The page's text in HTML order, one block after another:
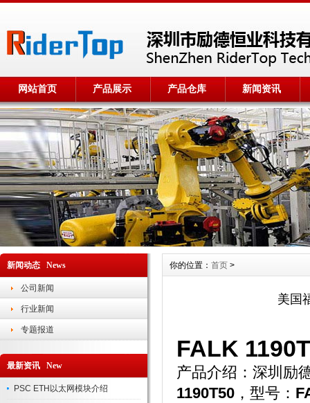
网站首页 产品展示 产品仓库 新闻资讯
新闻动态 News
公司新闻
行业新闻
专题报道
最新资讯 New
PSC ETH以太网模块介绍
你的位置： 首页 >
美国
FALK
产品介绍：深圳励
1190T50 ，型号：